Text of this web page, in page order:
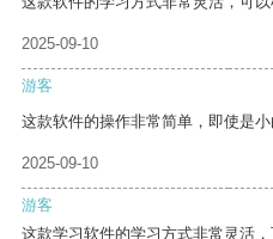
2025-09-10
游客
这款软件的操作非常简单，即使是小
2025-09-10
游客
这款学习软件的学习方式非常灵活